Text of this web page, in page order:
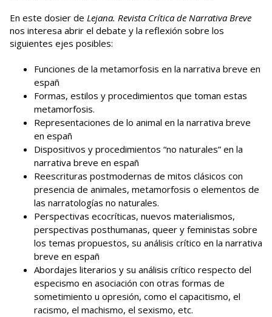
En este dosier de Lejana. Revista Crítica de Narrativa Breve
nos interesa abrir el debate y la reflexión sobre los
siguientes ejes posibles:
Funciones de la metamorfosis en la narrativa breve en
españ
Formas, estilos y procedimientos que toman estas
metamorfosis.
Representaciones de lo animal en la narrativa breve
en españ
Dispositivos y procedimientos “no naturales” en la
narrativa breve en españ
Reescrituras postmodernas de mitos clásicos con
presencia de animales, metamorfosis o elementos de
las narratologías no naturales.
Perspectivas ecocríticas, nuevos materialismos,
perspectivas posthumanas, queer y feministas sobre
los temas propuestos, su análisis crítico en la narrativa
breve en españ
Abordajes literarios y su análisis crítico respecto del
especismo en asociación con otras formas de
sometimiento u opresión, como el capacitismo, el
racismo, el machismo, el sexismo, etc.